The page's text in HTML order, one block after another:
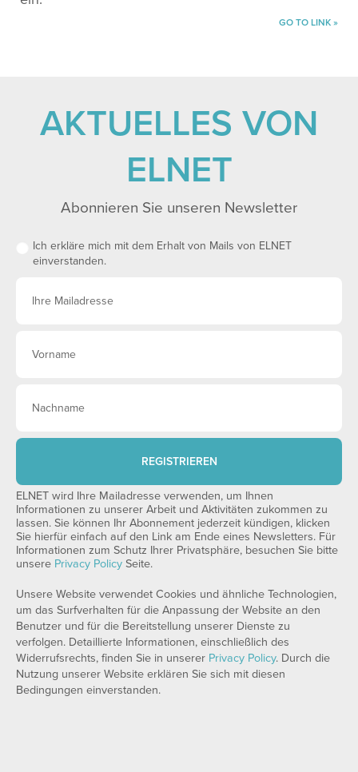
GO TO LINK »
AKTUELLES VON
ELNET
Abonnieren Sie unseren Newsletter
Ich erkläre mich mit dem Erhalt von Mails von ELNET
einverstanden.
REGISTRIEREN
ELNET wird Ihre Mailadresse verwenden, um Ihnen
Informationen zu unserer Arbeit und Aktivitäten zukommen zu
lassen. Sie können Ihr Abonnement jederzeit kündigen, klicken
Sie hierfür einfach auf den Link am Ende eines Newsletters. Für
Informationen zum Schutz Ihrer Privatsphäre, besuchen Sie bitte
unsere Privacy Policy Seite.
Unsere Website verwendet Cookies und ähnliche Technologien,
um das Surfverhalten für die Anpassung der Website an den
Benutzer und für die Bereitstellung unserer Dienste zu
verfolgen. Detaillierte Informationen, einschließlich des
Widerrufsrechts, finden Sie in unserer Privacy Policy. Durch die
Nutzung unserer Website erklären Sie sich mit diesen
Bedingungen einverstanden.